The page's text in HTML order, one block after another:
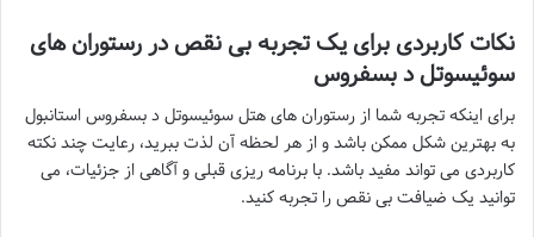
نکات کاربردی برای یک تجربه بی نقص در رستوران های
سوئیسوتل د بسفروس
برای اینکه تجربه شما از رستوران های هتل سوئیسوتل د بسفروس استانبول
به بهترین شکل ممکن باشد و از هر لحظه آن لذت ببرید، رعایت چند نکته
کاربردی می تواند مفید باشد. با برنامه ریزی قبلی و آگاهی از جزئیات، می
توانید یک ضیافت بی نقص را تجربه کنید.